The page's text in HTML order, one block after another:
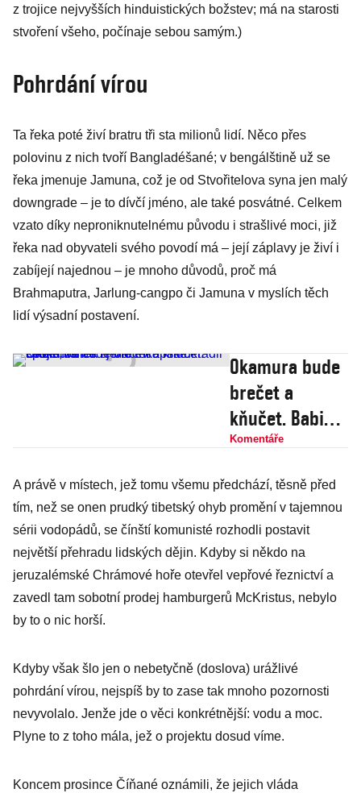
z trojice nejvyšších hinduistických božstev; má na starosti
stvoření všeho, počínaje sebou samým.)
Pohrdání vírou
Ta řeka poté živí bratru tři sta milionů lidí. Něco přes
polovinu z nich tvoří Bangladéšané; v bengálštině už se
řeka jmenuje Jamuna, což je od Stvořitelova syna jen malý
downgrade – je to dívčí jméno, ale také posvátné. Celkem
vzato díky neproniknutelnému původu i strašlivé moci, již
řeka nad obyvateli svého povodí má – její záplavy je živí i
zabíjejí najednou – je mnoho důvodů, proč má
Brahmaputra, Jarlung-cangpo či Jamuna v myslích těch
lidí výsadní postavení.
Okamura bude
brečet a
kňučet. Babiš,
Turek a
ukradli české
voliče i jeho
evropské
spojence
Komentáře
A právě v místech, jež tomu všemu předchází, těsně před
tím, než se onen prudký tibetský ohyb promění v tajemnou
sérii vodopádů, se čínští komunisté rozhodli postavit
největší přehradu lidských dějin. Kdyby si někdo na
jeruzalémské Chrámové hoře otevřel vepřové řeznictví a
zavedl tam sobotní prodej hamburgerů McKristus, nebylo
by to o nic horší.
Kdyby však šlo jen o nebetyčně (doslova) urážlivé
pohrdání vírou, nejspíš by to zase tak mnoho pozornosti
nevyvolalo. Jenže jde o věci konkrétnější: vodu a moc.
Plyne to z toho mála, jež o projektu dosud víme.
Koncem prosince Číňané oznámili, že jejich vláda